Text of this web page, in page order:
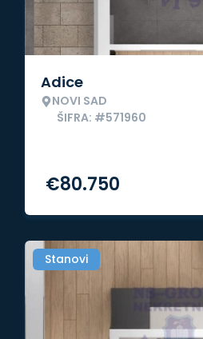
Adice
NOVI SAD
ŠIFRA: #571960
€80.750
Stanovi